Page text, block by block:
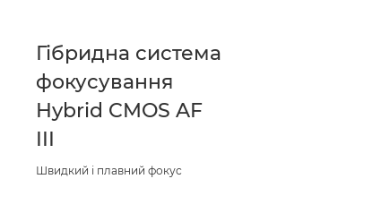
Гібридна система
фокусування
Hybrid CMOS AF
III
Швидкий і плавний фокус